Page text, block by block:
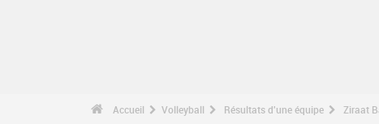
Accueil Volleyball Résultats d'une équipe Ziraat